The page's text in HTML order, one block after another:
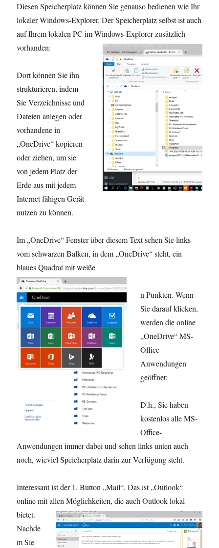
Diesen Speicherplatz können Sie genauso bedienen wie Ihr
lokaler Windows-Explorer. Der Speicherplatz selbst ist auch
auf Ihrem lokalen PC im Windows-Explorer zusätzlich
vorhanden:
Dort können Sie ihn
strukturieren, indem
Sie Verzeichnisse und
Dateien anlegen oder
vorhandene in
„OneDrive“ kopieren
oder ziehen, um sie
von jedem Platz der
Erde aus mit jedem
Internet fähigen Gerät
nutzen zu können.
Im „OneDrive“ Fenster über diesem Text sehen Sie links
vom schwarzen Balken, in dem „OneDrive“ steht, ein
blaues Quadrat mit weiße
n Punkten. Wenn
Sie darauf klicken,
werden die online
„OneDrive“ MS-
Office-
Anwendungen
geöffnet:
D.h., Sie haben
kostenlos alle MS-
Office-
Anwendungen immer dabei und sehen links unten auch
noch, wieviel Speicherplatz darin zur Verfügung steht.
Interessant ist der 1. Button „Mail“. Das ist „Outlook“
online mit allen Möglichkeiten, die auch Outlook lokal
bietet.
Nachde
m Sie